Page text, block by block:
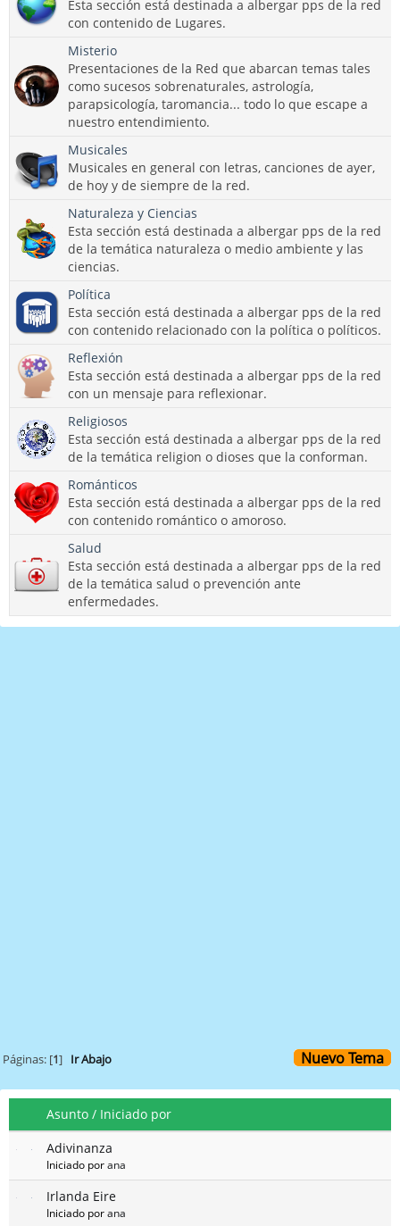
Esta sección está destinada a albergar pps de la red
con contenido de Lugares.
Misterio
Presentaciones de la Red que abarcan temas tales
como sucesos sobrenaturales, astrología,
parapsicología, taromancia... todo lo que escape a
nuestro entendimiento.
Musicales
Musicales en general con letras, canciones de ayer,
de hoy y de siempre de la red.
Naturaleza y Ciencias
Esta sección está destinada a albergar pps de la red
de la temática naturaleza o medio ambiente y las
ciencias.
Política
Esta sección está destinada a albergar pps de la red
con contenido relacionado con la política o políticos.
Reflexión
Esta sección está destinada a albergar pps de la red
con un mensaje para reflexionar.
Religiosos
Esta sección está destinada a albergar pps de la red
de la temática religion o dioses que la conforman.
Románticos
Esta sección está destinada a albergar pps de la red
con contenido romántico o amoroso.
Salud
Esta sección está destinada a albergar pps de la red
de la temática salud o prevención ante
enfermedades.
Páginas: [1] Ir Abajo Nuevo Tema
Asunto / Iniciado por
Adivinanza
Iniciado porana
Irlanda Eire
Iniciado porana